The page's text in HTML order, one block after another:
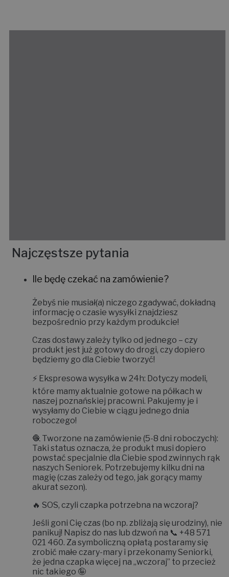
Najczęstsze pytania
Ile będę czekać na zamówienie?
Żebyś nie musiał(a) niczego zgadywać, dokładną
informację o czasie wysyłki znajdziesz
bezpośrednio przy każdym produkcie!
Czas dostawy zależy tylko od jednego – czy
produkt jest już gotowy do drogi, czy dopiero
będziemy go dla Ciebie tworzyć!
⚡ Ekspresowa wysyłka w 24h: Dotyczy modeli,
które mamy aktualnie gotowe na półkach w
naszej poznańskiej pracowni. Pakujemy je i
wysyłamy do Ciebie w ciągu jednego dnia
roboczego!
🧶 Tworzone na zamówienie (5-8 dni roboczych):
Taki status oznacza, że produkt musi dopiero
powstać specjalnie dla Ciebie spod zwinnych rąk
naszych Seniorek. Potrzebujemy kilku dni na
magię (czas zależy od tego, jak gorący mamy
akurat sezon).
🔥 SOS, czyli czapka potrzebna na wczoraj?
Jeśli goni Cię czas (bo np. zbliżają się urodziny), nie
panikuj! Napisz do nas lub dzwoń na 📞 +48 571
021 460. Za symboliczną opłatą postaramy się
zrobić małe czary-mary i przekonamy Seniorki,
że jedna czapka więcej na „wczoraj” to przecież
nic takiego 🤪